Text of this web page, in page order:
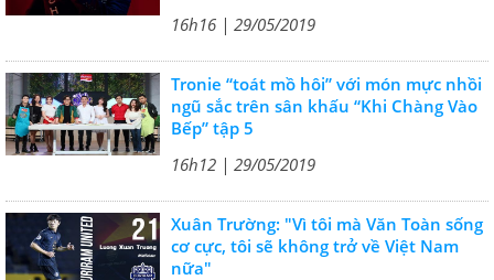
16h16 | 29/05/2019
Tronie “toát mồ hôi” với món mực nhồi
ngũ sắc trên sân khấu “Khi Chàng Vào
Bếp” tập 5
16h12 | 29/05/2019
Xuân Trường: "Vì tôi mà Văn Toàn sống
cơ cực, tôi sẽ không trở về Việt Nam
nữa"